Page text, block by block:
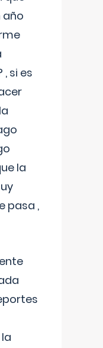
año
si es
la
pasa ,